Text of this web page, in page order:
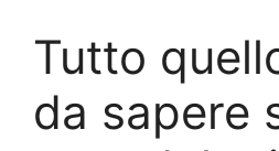
Tutto
da sapere